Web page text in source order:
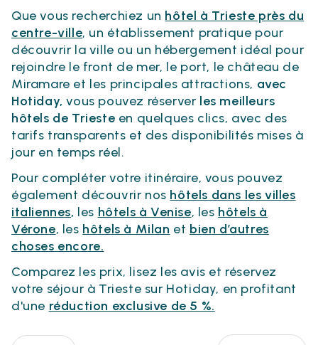
Que vous recherchiez un hôtel à Trieste près du
centre-ville, un établissement pratique pour
découvrir la ville ou un hébergement idéal pour
rejoindre le front de mer, le port, le château de
Miramare et les principales attractions, avec
Hotiday, vous pouvez réserver les meilleurs
hôtels de Trieste en quelques clics, avec des
tarifs transparents et des disponibilités mises à
jour en temps réel.
Pour compléter votre itinéraire, vous pouvez
également découvrir nos hôtels dans les villes
italiennes, les hôtels à Venise, les hôtels à
Vérone, les hôtels à Milan et bien d’autres
choses encore.
Comparez les prix, lisez les avis et réservez
votre séjour à Trieste sur Hotiday, en profitant
d'une réduction exclusive de 5 %.